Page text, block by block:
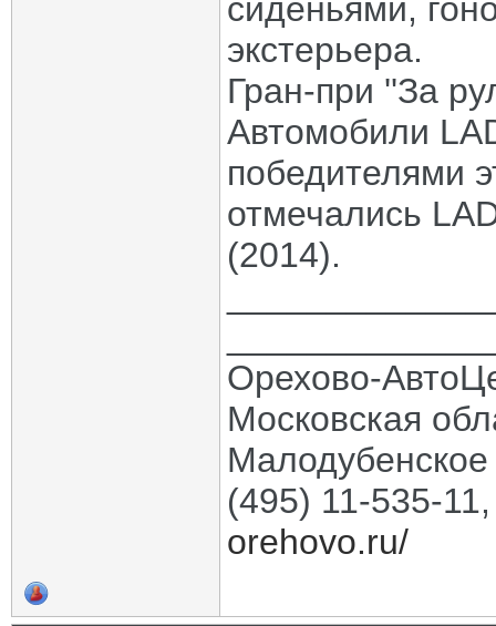
сиденьями,
экстерьера.
Гран-при ''За
Автомобили
победителями
отмечались
(2014).
Орехово-
Московская
(495) 11-535-
orehovo.ru/